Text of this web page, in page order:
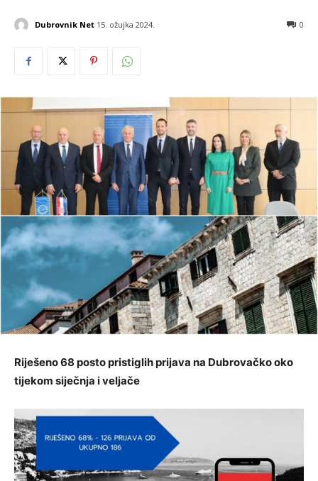
Dubrovnik Net 15. ožujka 2024. 0
Riješeno 68 posto pristiglih prijava na Dubrovačko oko
tijekom siječnja i veljače